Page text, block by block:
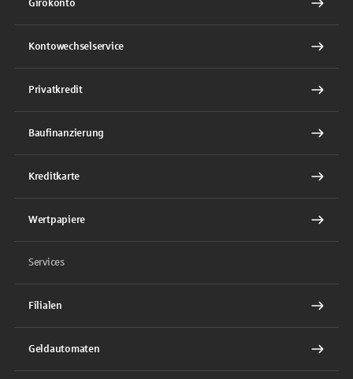
Girokonto
Kontowechselservice
Privatkredit
Baufinanzierung
Kreditkarte
Wertpapiere
Services
Filialen
Geldautomaten